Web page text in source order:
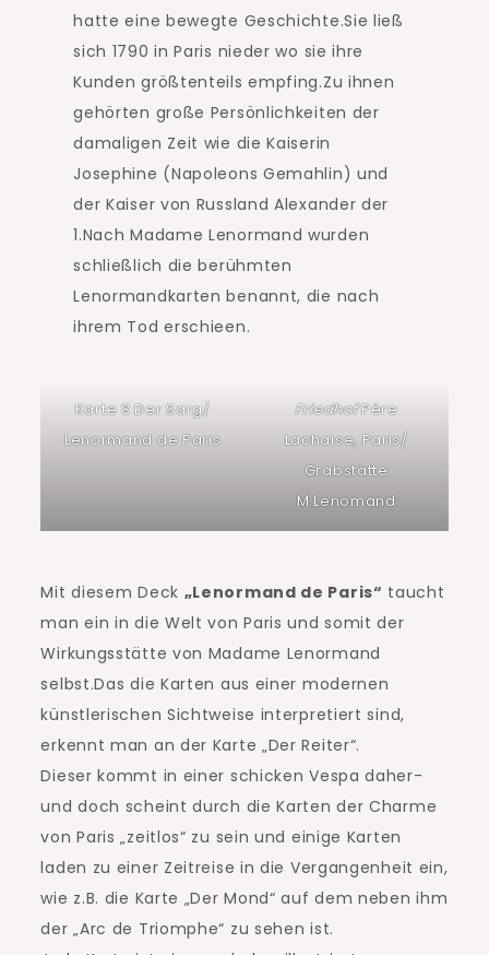
hatte eine bewegte Geschichte.Sie ließ
sich 1790 in Paris nieder wo sie ihre
Kunden größtenteils empfing.Zu ihnen
gehörten große Persönlichkeiten der
damaligen Zeit wie die Kaiserin
Josephine (Napoleons Gemahlin) und
der Kaiser von Russland Alexander der
1.Nach Madame Lenormand wurden
schließlich die berühmten
Lenormandkarten benannt, die nach
ihrem Tod erschieen.
Karte 8 Der Sarg/
Lenormand de Paris
FriedhofPère
Lachaise, Paris/
Grabstätte
M.Lenomand
Mit diesem Deck „Lenormand de Paris“ taucht
man ein in die Welt von Paris und somit der
Wirkungsstätte von Madame Lenormand
selbst.Das die Karten aus einer modernen
künstlerischen Sichtweise interpretiert sind,
erkennt man an der Karte „Der Reiter“.
Dieser kommt in einer schicken Vespa daher-
und doch scheint durch die Karten der Charme
von Paris „zeitlos“ zu sein und einige Karten
laden zu einer Zeitreise in die Vergangenheit ein,
wie z.B. die Karte „Der Mond“ auf dem neben ihm
der „Arc de Triomphe“ zu sehen ist.